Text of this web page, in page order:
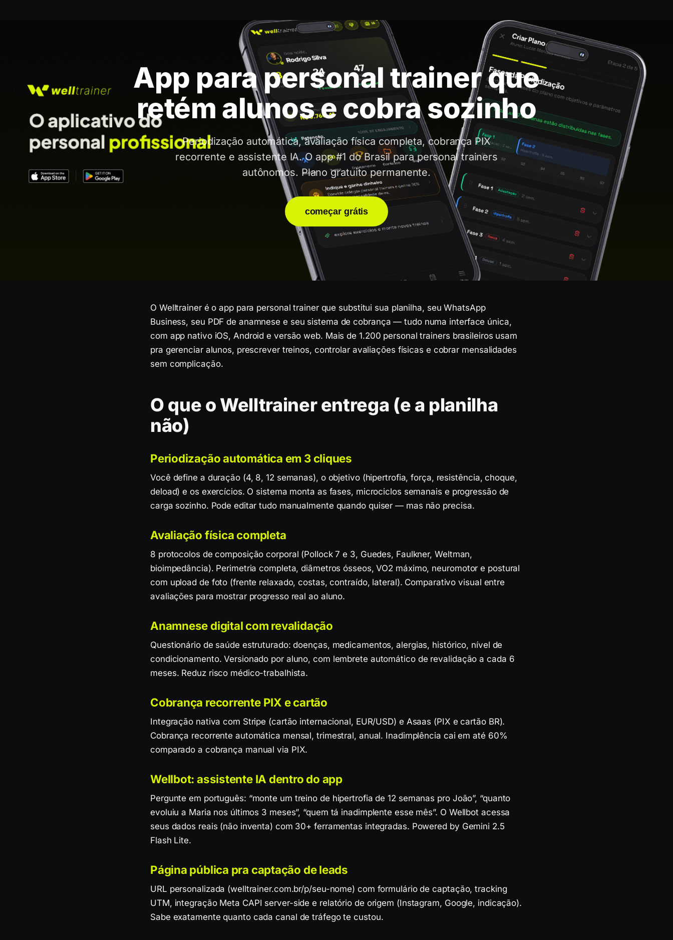
App para personal trainer que
retém alunos e cobra sozinho
Periodização automática, avaliação física completa, cobrança PIX
recorrente e assistente IA. O app #1 do Brasil para personal trainers
autônomos. Plano gratuito permanente.
começar grátis
O Welltrainer é o app para personal trainer que substitui sua planilha, seu WhatsApp
Business, seu PDF de anamnese e seu sistema de cobrança — tudo numa interface única,
com app nativo iOS, Android e versão web. Mais de 1.200 personal trainers brasileiros usam
pra gerenciar alunos, prescrever treinos, controlar avaliações físicas e cobrar mensalidades
sem complicação.
O que o Welltrainer entrega (e a planilha
não)
Periodização automática em 3 cliques
Você define a duração (4, 8, 12 semanas), o objetivo (hipertrofia, força, resistência, choque,
deload) e os exercícios. O sistema monta as fases, microciclos semanais e progressão de
carga sozinho. Pode editar tudo manualmente quando quiser — mas não precisa.
Avaliação física completa
8 protocolos de composição corporal (Pollock 7 e 3, Guedes, Faulkner, Weltman,
bioimpedância). Perimetria completa, diâmetros ósseos, VO2 máximo, neuromotor e postural
com upload de foto (frente relaxado, costas, contraído, lateral). Comparativo visual entre
avaliações para mostrar progresso real ao aluno.
Anamnese digital com revalidação
Questionário de saúde estruturado: doenças, medicamentos, alergias, histórico, nível de
condicionamento. Versionado por aluno, com lembrete automático de revalidação a cada 6
meses. Reduz risco médico-trabalhista.
Cobrança recorrente PIX e cartão
Integração nativa com Stripe (cartão internacional, EUR/USD) e Asaas (PIX e cartão BR).
Cobrança recorrente automática mensal, trimestral, anual. Inadimplência cai em até 60%
comparado a cobrança manual via PIX.
Wellbot: assistente IA dentro do app
Pergunte em português: “monte um treino de hipertrofia de 12 semanas pro João”, “quanto
evoluiu a Maria nos últimos 3 meses”, “quem tá inadimplente esse mês”. O Wellbot acessa
seus dados reais (não inventa) com 30+ ferramentas integradas. Powered by Gemini 2.5
Flash Lite.
Página pública pra captação de leads
URL personalizada (welltrainer.com.br/p/seu-nome) com formulário de captação, tracking
UTM, integração Meta CAPI server-side e relatório de origem (Instagram, Google, indicação).
Sabe exatamente quanto cada canal de tráfego te custou.